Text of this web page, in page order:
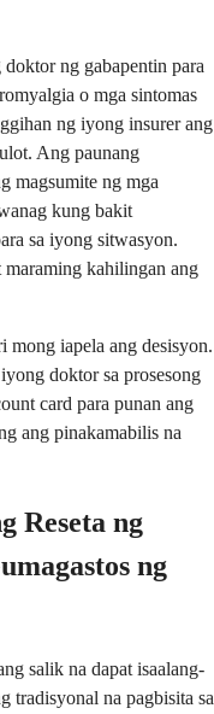
ng gabapentin para
o mga sintomas
ng iyong insurer ang
Ang paunang
magsumite ng mga
kung bakit
sa iyong sitwasyon.
kahilingan ang
mong iapela ang desisyon.
doktor sa prosesong
card para punan ang
ang pinakamabilis na
Reseta ng
ng
salik na dapat isaalang-
tradisyonal na pagbisita sa